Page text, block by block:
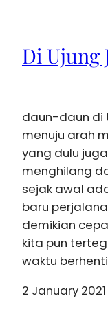
Di Ujung
daun-daun di
menuju arah
yang dulu juga
menghilang
sejak awal
baru
demikian
kita pun
waktu
2 January 2021